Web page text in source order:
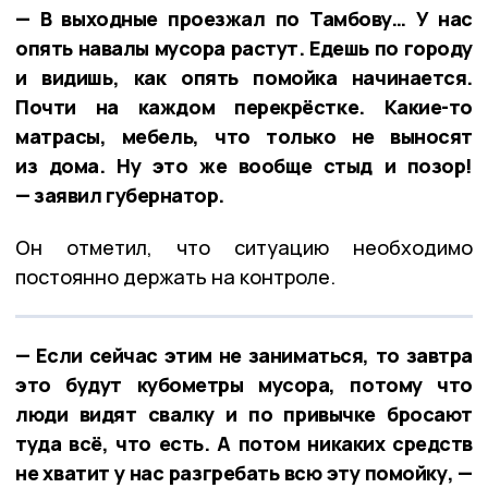
— В выходные проезжал по Тамбову… У нас
опять навалы мусора растут. Едешь по городу
и видишь, как опять помойка начинается.
Почти на каждом перекрёстке. Какие-то
матрасы, мебель, что только не выносят
из дома. Ну это же вообще стыд и позор!
— заявил губернатор.
Он отметил, что ситуацию необходимо
постоянно держать на контроле.
— Если сейчас этим не заниматься, то завтра
это будут кубометры мусора, потому что
люди видят свалку и по привычке бросают
туда всё, что есть. А потом никаких средств
не хватит у нас разгребать всю эту помойку, —